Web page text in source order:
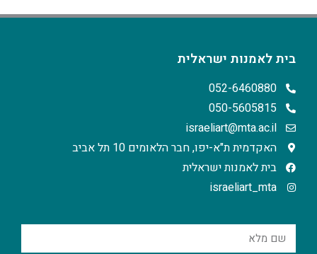
בית לאמנות ישראלית
052-6460880
050-5605815
israeliart@mta.ac.il
האקדמית ת"א-יפו, חבר הלאומים 10 תל אביב
בית לאמנות ישראלית
israeliart_mta